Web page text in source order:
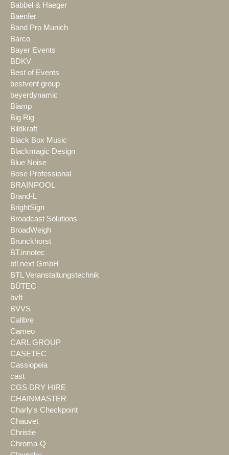
Babbel & Haeger
Baenfer
Band Pro Munich
Barco
Bayer Events
BDKV
Best of Events
bestvent group
beyerdynamic
Biamp
Big Rig
Bildkraft
Black Box Music
Blackmagic Design
Blue Noise
Bose Professional
BRAINPOOL
Brand-L
BrightSign
Broadcast Solutions
BroadWeigh
Brunckhorst
BT.innotec
btl next GmbH
BTL Veranstaltungstechnik
BÜTEC
bvft
BVVS
Calibre
Cameo
CARL GROUP
CASETEC
Cassiopeia
cast
CGS DRY HIRE
CHAINMASTER
Charly's Checkpoint
Chauvet
Christie
Chroma-Q